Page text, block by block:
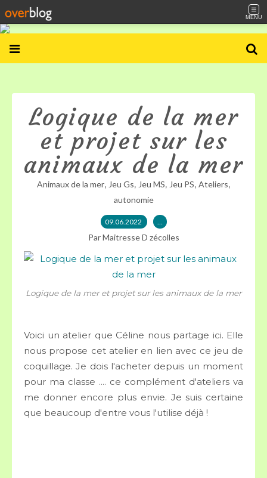
MENU
Logique de la mer
et projet sur les
animaux de la mer
Animaux de la mer, Jeu Gs, Jeu MS, Jeu PS, Ateliers,
autonomie
09.06.2022 …
Par Maitresse D zécolles
Logique de la mer et projet sur les animaux de la mer
Voici un atelier que Céline nous partage ici. Elle
nous propose cet atelier en lien avec ce jeu de
coquillage. Je dois l'acheter depuis un moment
pour ma classe .... ce complément d'ateliers va
me donner encore plus envie. Je suis certaine
que beaucoup d'entre vous l'utilise déjà !